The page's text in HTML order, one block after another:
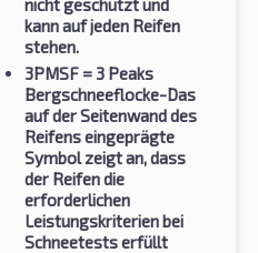
nicht geschützt und
kann auf jeden Reifen
stehen.
3PMSF = 3 Peaks
Bergschneeflocke-Das
auf der Seitenwand des
Reifens eingeprägte
Symbol zeigt an, dass
der Reifen die
erforderlichen
Leistungskriterien bei
Schneetests erfüllt